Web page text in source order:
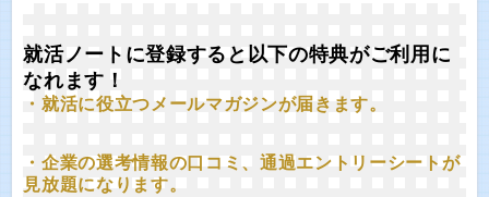
就活ノートに登録すると以下の特典がご利用に
なれます！
・就活に役立つメールマガジンが届きます。
・企業の選考情報の口コミ、通過エントリーシートが
見放題になります。